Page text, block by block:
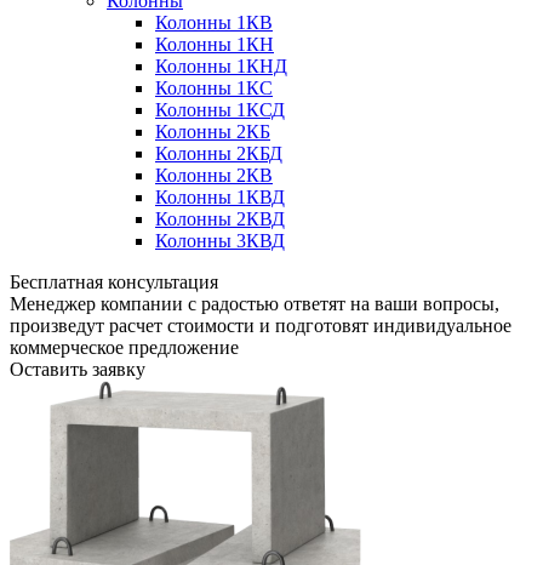
Колонны 1КВ
Колонны 1КН
Колонны 1КНД
Колонны 1КС
Колонны 1КСД
Колонны 2КБ
Колонны 2КБД
Колонны 2КВ
Колонны 1КВД
Колонны 2КВД
Колонны 3КВД
Бесплатная консультация
Менеджер компании с радостью ответят на ваши вопросы,
произведут расчет стоимости и подготовят индивидуальное
коммерческое предложение
Оставить заявку